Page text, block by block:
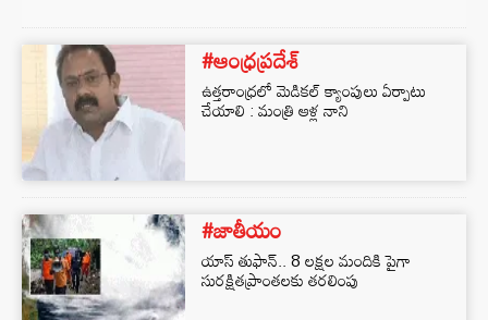
#ఆంధ్రప్రదేశ్
ఉత్తరాంధ్రలో మెడికల్ క్యాంపులు ఏర్పాటు
చేయాలి : మంత్రి ఆళ్ల నాని
#జాతీయం
యాస్ తుఫాన్.. 8 ల‌క్ష‌ల మందికి పైగా
సుర‌క్షిత‌ప్రాంత‌ల‌కు త‌ర‌లింపు